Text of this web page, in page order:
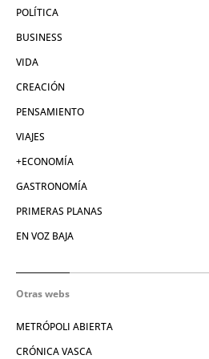
POLÍTICA
BUSINESS
VIDA
CREACIÓN
PENSAMIENTO
VIAJES
+ECONOMÍA
GASTRONOMÍA
PRIMERAS PLANAS
EN VOZ BAJA
Otras webs
METRÓPOLI ABIERTA
CRÓNICA VASCA